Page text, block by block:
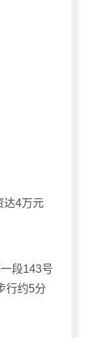
达4万元
段143号
行约5分